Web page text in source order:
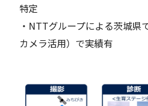
特定
・NTTグループによる茨城県
カメラ活用）で実績有